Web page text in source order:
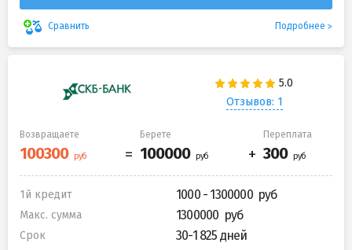
Сравнить Подробнее
Отзывов: 1
Возвращаете Берете Переплата
1й кредит 1000 - 1300000
Макс. сумма 1300000
Срок 30-1 825 дней